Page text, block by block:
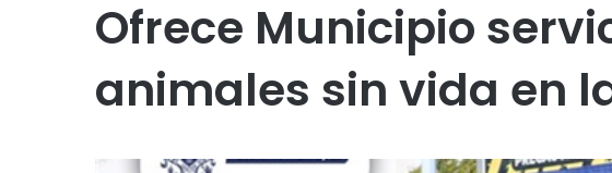
Ofrece Municipio
animales sin vida en